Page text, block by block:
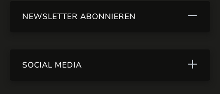
NEWSLETTER ABONNIEREN
SOCIAL MEDIA